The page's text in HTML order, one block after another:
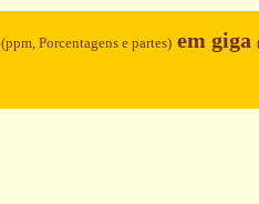
(ppm, Porcentagens e partes) em giga